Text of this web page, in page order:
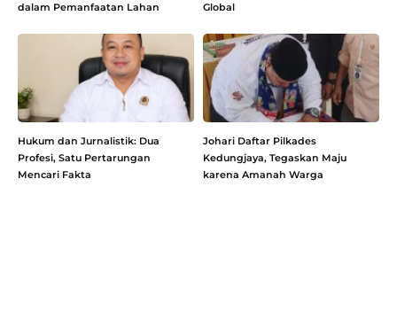
dalam Pemanfaatan Lahan
Global
Hukum dan Jurnalistik: Dua
Profesi, Satu Pertarungan
Mencari Fakta
Johari Daftar Pilkades
Kedungjaya, Tegaskan Maju
karena Amanah Warga